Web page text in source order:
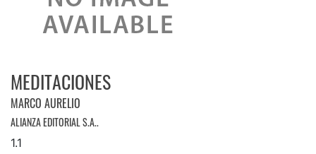
MEDITACIONES
MARCO AURELIO
ALIANZA EDITORIAL S.A..
1.1